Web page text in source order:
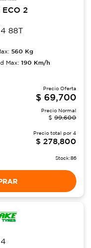
ECO 2
88T
560 Kg
Max: 190 Km/h
Precio Oferta
$ 69,700
Precio Normal
$ 99,600
Precio total por 4
$ 278,800
Stock:86